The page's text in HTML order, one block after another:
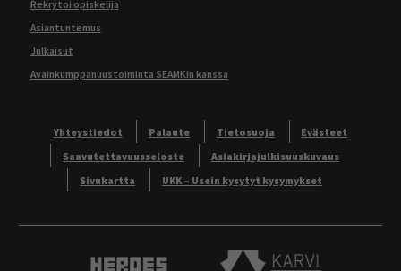
Rekrytoi opiskelija
Asiantuntemus
Julkaisut
Avainkumppanuustoiminta SEAMKin kanssa
Yhteystiedot Palaute Tietosuoja
Evästeet
Saavutettavuusseloste
Asiakirjajulkisuuskuvaus
Sivukartta
UKK – Usein kysytyt kysymykset